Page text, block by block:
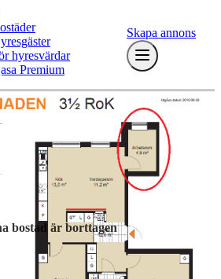
hyresvärdar
Premium
Skapa annons
bostad är borttagen